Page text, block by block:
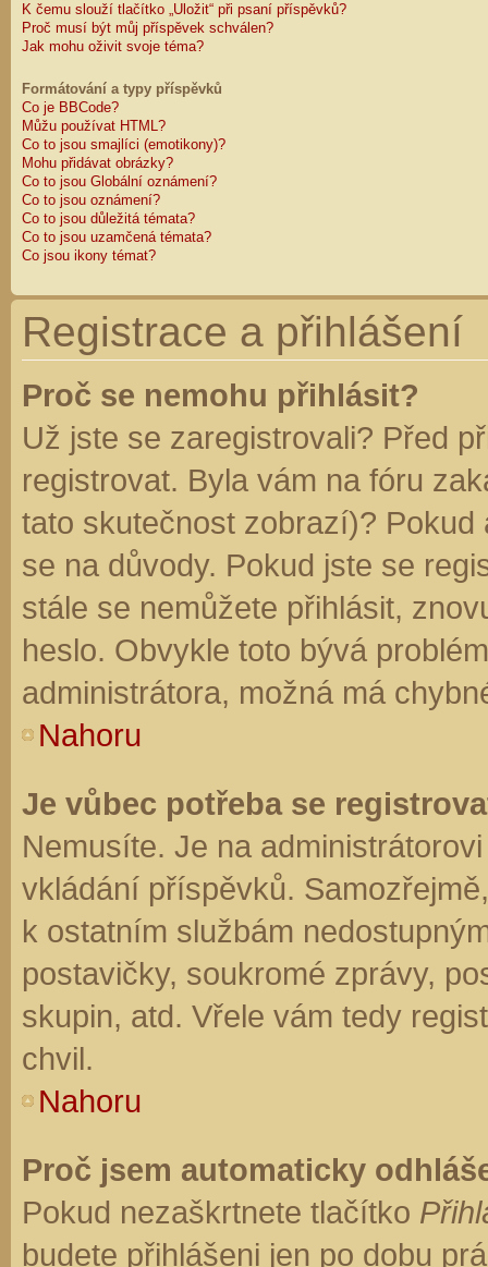
K čemu slouží tlačítko „Uložit“ při psaní příspěvků?
Proč musí být můj příspěvek schválen?
Jak mohu oživit svoje téma?
Formátování a typy příspěvků
Co je BBCode?
Můžu používat HTML?
Co to jsou smajlíci (emotikony)?
Mohu přidávat obrázky?
Co to jsou Globální oznámení?
Co to jsou oznámení?
Co to jsou důležitá témata?
Co to jsou uzamčená témata?
Co jsou ikony témat?
Registrace a přihlášení
Proč se nemohu přihlásit?
Už jste se zaregistrovali? Před
registrovat. Byla vám na fóru
tato skutečnost zobrazí)?
se na důvody. Pokud jste se
stále se nemůžete přihlásit,
heslo. Obvykle toto bývá
administrátora, možná má
Nahoru
Je vůbec potřeba se
Nemusíte. Je na
vkládání příspěvků.
k ostatním službám
postavičky, soukromé zprávy,
skupin, atd. Vřele vám tedy
chvil.
Nahoru
Proč jsem automaticky
Pokud nezaškrtnete tlačítko
budete přihlášeni jen po dobu